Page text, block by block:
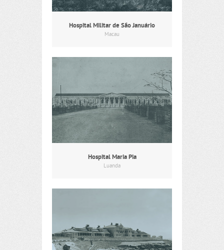
Hospital Militar de São Januário
Macau
Hospital Maria Pia
Luanda